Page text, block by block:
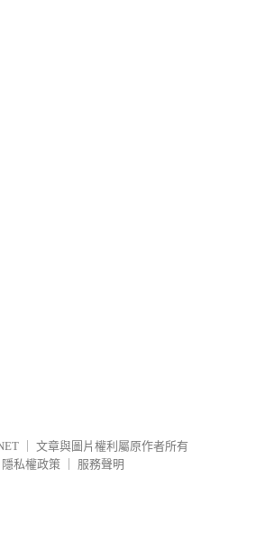
文章與圖片權利屬原作者所有
隱私權政策
服務聲明